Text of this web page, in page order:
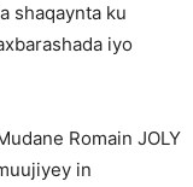
shaqaynta ku
iyo
Romain JOLY
in